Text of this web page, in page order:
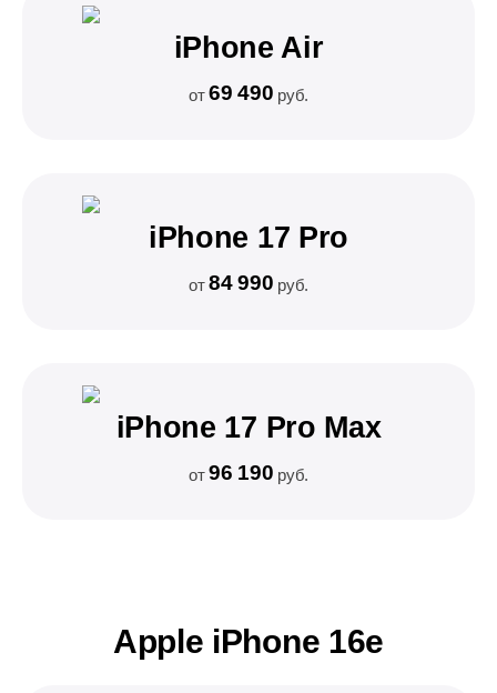
iPhone Air
от69 490 руб.
iPhone 17 Pro
от84 990 руб.
iPhone 17 Pro Max
от96 190 руб.
Apple iPhone 16e